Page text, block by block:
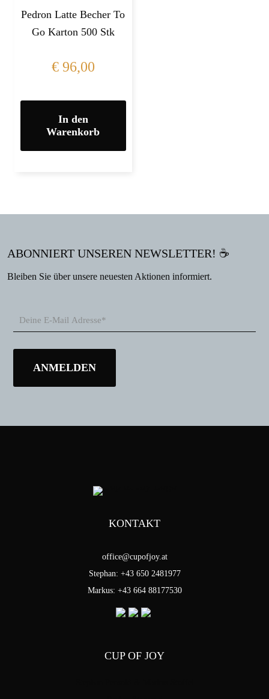
Pedron Latte Becher To
Go Karton 500 Stk
€96,00
In den
Warenkorb
ABONNIERT UNSEREN NEWSLETTER! ☕
Bleiben Sie über unsere neuesten Aktionen informiert.
KONTAKT
office@cupofjoy.at
Stephan: +43 650 2481977
Markus: +43 664 88177530
CUP OF JOY